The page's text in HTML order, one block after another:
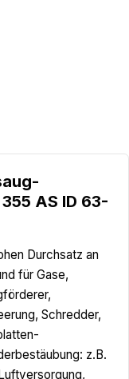
AS ID 63-
Durchsatz an
für Gase,
Schredder,
z.B.